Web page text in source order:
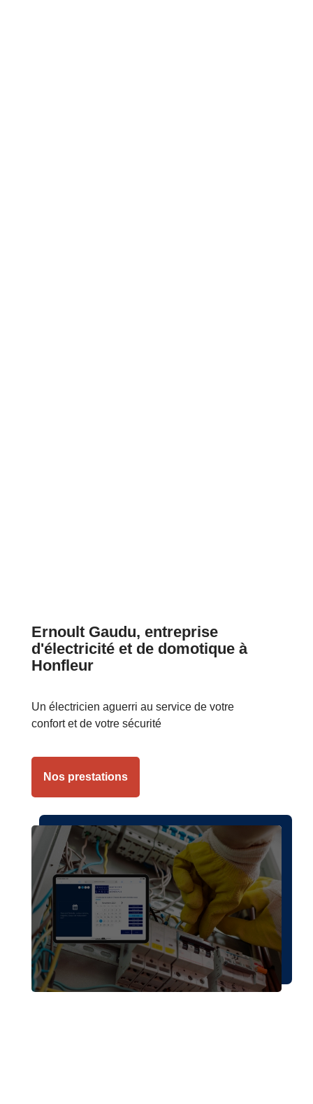
Ernoult Gaudu, entreprise
d'électricité et de domotique à
Honfleur
Un électricien aguerri au service de votre
confort et de votre sécurité
Nos prestations